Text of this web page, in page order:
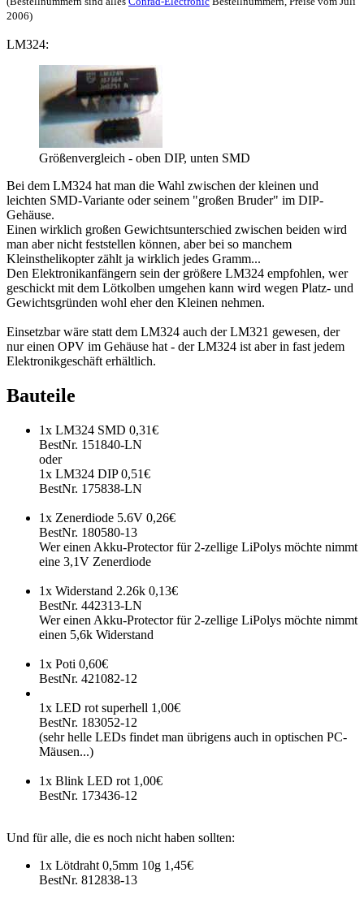
2006)
LM324:
Größenvergleich - oben DIP, unten SMD
Bei dem LM324 hat man die Wahl zwischen der kleinen und
leichten SMD-Variante oder seinem "großen Bruder" im DIP-
Gehäuse.
Einen wirklich großen Gewichtsunterschied zwischen beiden wird
man aber nicht feststellen können, aber bei so manchem
Kleinsthelikopter zählt ja wirklich jedes Gramm...
Den Elektronikanfängern sein der größere LM324 empfohlen, wer
geschickt mit dem Lötkolben umgehen kann wird wegen Platz- und
Gewichtsgründen wohl eher den Kleinen nehmen.
Einsetzbar wäre statt dem LM324 auch der LM321 gewesen, der
nur einen OPV im Gehäuse hat - der LM324 ist aber in fast jedem
Elektronikgeschäft erhältlich.
Bauteile
1x LM324 SMD 0,31€
BestNr. 151840-LN
oder
1x LM324 DIP 0,51€
BestNr. 175838-LN
1x Zenerdiode 5.6V 0,26€
BestNr. 180580-13
Wer einen Akku-Protector für 2-zellige LiPolys möchte nimmt
eine 3,1V Zenerdiode
1x Widerstand 2.26k 0,13€
BestNr. 442313-LN
Wer einen Akku-Protector für 2-zellige LiPolys möchte nimmt
einen 5,6k Widerstand
1x Poti 0,60€
BestNr. 421082-12
1x LED rot superhell 1,00€
BestNr. 183052-12
(sehr helle LEDs findet man übrigens auch in optischen PC-
Mäusen...)
1x Blink LED rot 1,00€
BestNr. 173436-12
Und für alle, die es noch nicht haben sollten:
1x Lötdraht 0,5mm 10g 1,45€
BestNr. 812838-13